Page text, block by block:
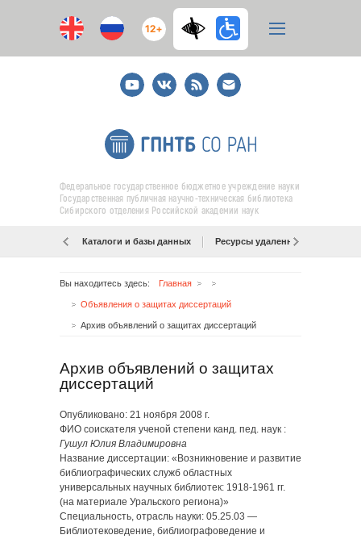
12+
YoutubeВКонтакте
RSS
E-
mail
подписка
Федеральное государственное бюджетное учреждение науки
Государственная публичная научно-техническая библиотека
Сибирского отделения Российской академии наук
Каталоги и базы данных Ресурсы удаленного доступа
Вы находитесь здесь: Главная
Объявления о защитах диссертаций
Архив объявлений о защитах диссертаций
Архив объявлений о защитах
диссертаций
Опубликовано: 21 ноября 2008 г.
ФИО соискателя ученой степени канд. пед. наук :
Гушул Юлия Владимировна
Название диссертации: «Возникновение и развитие
библиографических служб областных
универсальных научных библиотек: 1918-1961 гг.
(на материале Уральского региона)»
Специальность, отрасль науки: 05.25.03 —
Библиотековедение, библиографоведение и